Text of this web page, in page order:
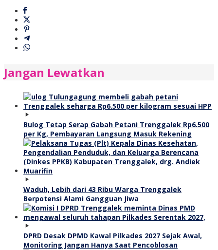
Jangan Lewatkan
Bulog Tetap Serap Gabah Petani Trenggalek Rp6.500
per Kg, Pembayaran Langsung Masuk Rekening
Waduh, Lebih dari 43 Ribu Warga Trenggalek
Berpotensi Alami Gangguan Jiwa
DPRD Desak DPMD Kawal Pilkades 2027 Sejak Awal,
Monitoring Jangan Hanya Saat Pencoblosan